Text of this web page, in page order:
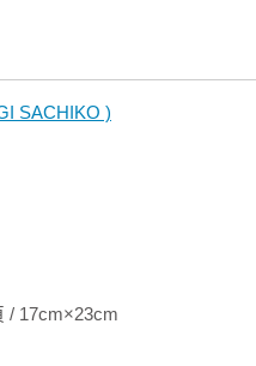
︙063
SACHIKO )
頁 / 17cm×23cm